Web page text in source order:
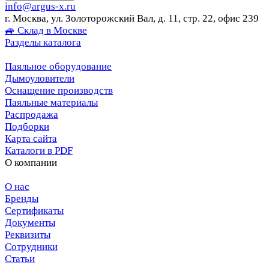
info@argus-x.ru
г. Москва, ул. Золоторожский Вал, д. 11, стр. 22, офис 239
🚙 Склад в Москве
Разделы каталога
Паяльное оборудование
Дымоуловители
Оснащение производств
Паяльные материалы
Распродажа
Подборки
Карта сайта
Каталоги в PDF
О компании
О нас
Бренды
Сертификаты
Документы
Реквизиты
Сотрудники
Статьи